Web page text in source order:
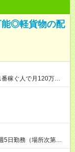
能◎軽貨物の配
稼ぐ人で月120万ほ
150個配達×25日勤務
5日勤務（場所次第で
での勤務可能性有り ※